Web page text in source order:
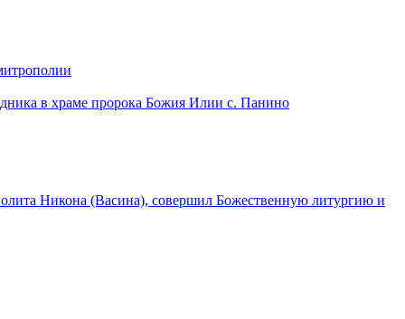
в храме пророка Божия Илии с. Панино
Никона (Васина), совершил Божественную литургию и